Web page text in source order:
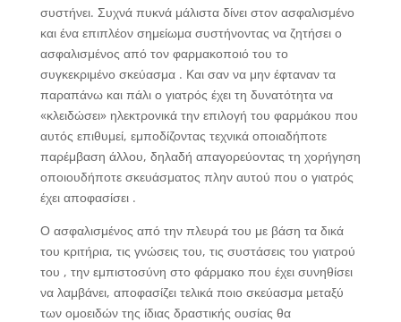
συστήνει. Συχνά πυκνά μάλιστα δίνει στον ασφαλισμένο
και ένα επιπλέον σημείωμα συστήνοντας να ζητήσει ο
ασφαλισμένος από τον φαρμακοποιό του το
συγκεκριμένο σκεύασμα . Και σαν να μην έφταναν τα
παραπάνω και πάλι ο γιατρός έχει τη δυνατότητα να
«κλειδώσει» ηλεκτρονικά την επιλογή του φαρμάκου που
αυτός επιθυμεί, εμποδίζοντας τεχνικά οποιαδήποτε
παρέμβαση άλλου, δηλαδή απαγορεύοντας τη χορήγηση
οποιουδήποτε σκευάσματος πλην αυτού που ο γιατρός
έχει αποφασίσει .
Ο ασφαλισμένος από την πλευρά του με βάση τα δικά
του κριτήρια, τις γνώσεις του, τις συστάσεις του γιατρού
του , την εμπιστοσύνη στο φάρμακο που έχει συνηθίσει
να λαμβάνει, αποφασίζει τελικά ποιο σκεύασμα μεταξύ
των ομοειδών της ίδιας δραστικής ουσίας θα